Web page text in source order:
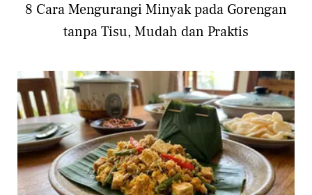
8 Cara Mengurangi Minyak pada Gorengan
tanpa Tisu, Mudah dan Praktis